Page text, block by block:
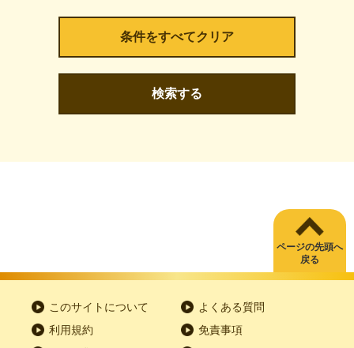
検索する
ページの先頭へ
戻る
このサイトについて
よくある質問
利用規約
免責事項